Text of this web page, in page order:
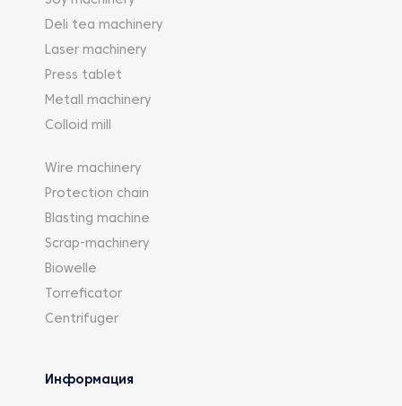
Deli tea machinery
Laser machinery
Press tablet
Metall machinery
Colloid mill
Wire machinery
Protection chain
Blasting machine
Scrap-machinery
Biowelle
Torreficator
Centrifuger
Информация